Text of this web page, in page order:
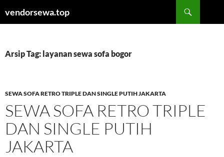
kevendorsewa.top
Arsip Tag: layanan sewa sofa bogor
SEWA SOFA RETRO TRIPLE DAN SINGLE PUTIH JAKARTA
SEWA SOFA RETRO TRIPLE
DAN SINGLE PUTIH
JAKARTA